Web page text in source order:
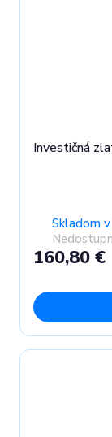
Investičná
Skladom
160,80 €